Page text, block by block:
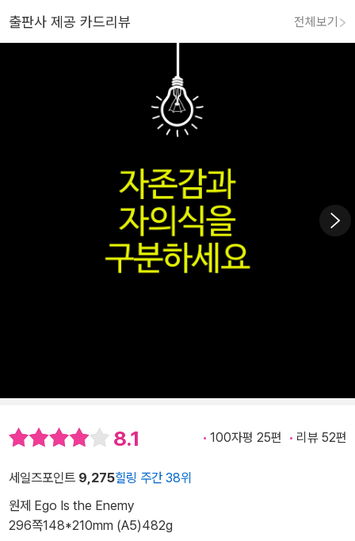
출판사 제공 카드리뷰 전체보기
8.1 100자평 25편 리뷰 52편
세일즈포인트 9,275힐링 주간 38위
원제 Ego Is the Enemy
296쪽148*210mm (A5)482g